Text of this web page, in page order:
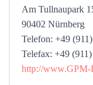
Am Tullnaupark
90402 Nürnberg
Telefon: +49
Telefax: +49
http://